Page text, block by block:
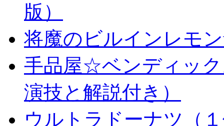
版）
将魔のビルインレモ
手品屋☆ベンディッ
演技と解説付き）
ウルトラドーナツ（